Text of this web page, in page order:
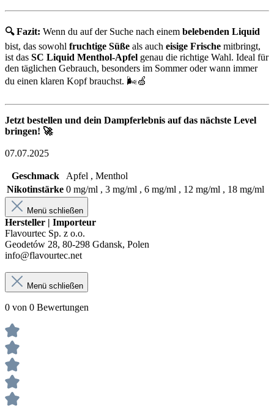
🔍 Fazit: Wenn du auf der Suche nach einem belebenden Liquid
bist, das sowohl fruchtige Süße als auch eisige Frische mitbringt,
ist das SC Liquid Menthol-Apfel genau die richtige Wahl. Ideal für
den täglichen Gebrauch, besonders im Sommer oder wann immer
du einen klaren Kopf brauchst. 🌬️🍏
Jetzt bestellen und dein Dampferlebnis auf das nächste Level
bringen! 🚀
07.07.2025
Geschmack
Apfel , Menthol
Nikotinstärke 0 mg/ml , 3 mg/ml , 6 mg/ml , 12 mg/ml , 18 mg/ml
Menü schließen
Hersteller | Importeur
Flavourtec Sp. z o.o.
Geodetów 28, 80-298 Gdansk, Polen
info@flavourtec.net
Menü schließen
0 von 0 Bewertungen